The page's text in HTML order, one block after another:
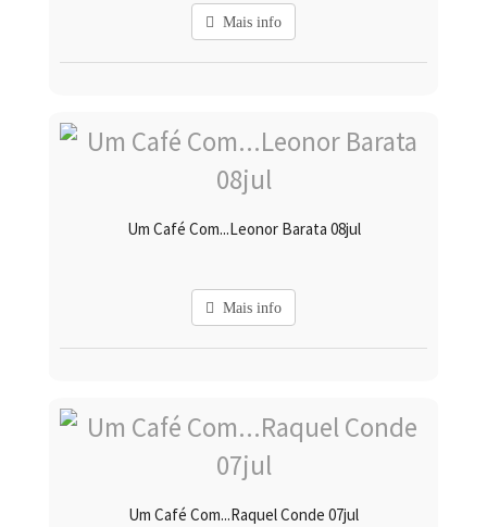
Mais info
Um Café Com...Leonor Barata 08jul
Mais info
Um Café Com...Raquel Conde 07jul